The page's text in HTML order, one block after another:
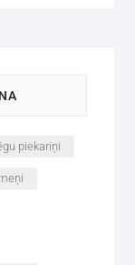
piekariņi